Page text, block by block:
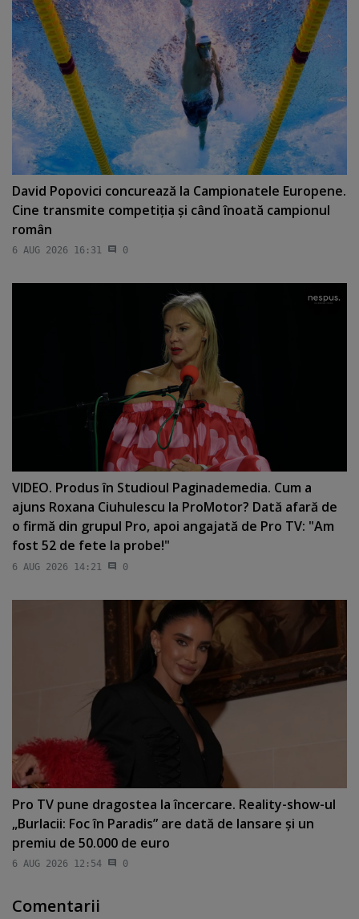
David Popovici concurează la Campionatele Europene.
Cine transmite competiţia şi când înoată campionul
român
6 AUG 2026 16:31 0
VIDEO. Produs în Studioul Paginademedia. Cum a
ajuns Roxana Ciuhulescu la ProMotor? Dată afară de
o firmă din grupul Pro, apoi angajată de Pro TV: "Am
fost 52 de fete la probe!"
6 AUG 2026 14:21 0
Pro TV pune dragostea la încercare. Reality-show-ul
„Burlacii: Foc în Paradis” are dată de lansare şi un
premiu de 50.000 de euro
6 AUG 2026 12:54 0
Comentarii